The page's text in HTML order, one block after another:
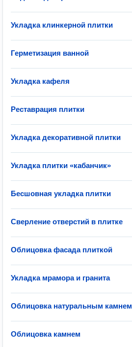
Укладка клинкерной плитки
Герметизация ванной
Укладка кафеля
Реставрация плитки
Укладка декоративной плитки
Укладка плитки «кабанчик»
Бесшовная укладка плитки
Сверление отверстий в плитке
Облицовка фасада плиткой
Укладка мрамора и гранита
Облицовка натуральным камнем
Облицовка камнем